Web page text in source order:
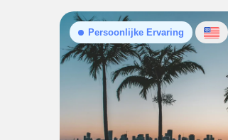
Persoonlijke Ervaring